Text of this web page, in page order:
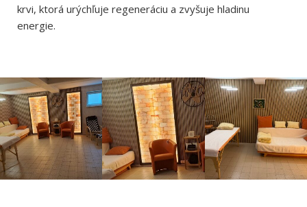
krvi, ktorá urýchľuje regeneráciu a zvyšuje hladinu
energie.